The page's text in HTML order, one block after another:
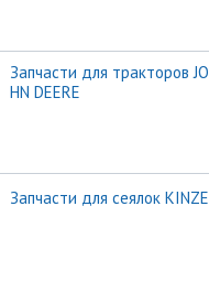
Запчасти для тракторов JO
HN DEERE
Запчасти для сеялок KINZE